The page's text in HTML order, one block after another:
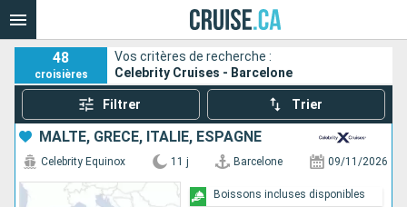
48
croisières
Vos critères de recherche :
Celebrity Cruises - Barcelone
Filtrer Trier
MALTE, GRÈCE, ITALIE, ESPAGNE
Celebrity Equinox 11 j Barcelone 09/11/2026
Boissons incluses disponibles